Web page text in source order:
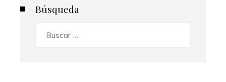
Búsqueda